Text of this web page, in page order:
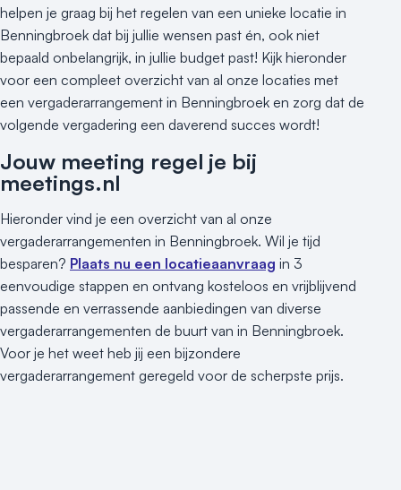
helpen je graag bij het regelen van een unieke locatie in
Benningbroek dat bij jullie wensen past én, ook niet
bepaald onbelangrijk, in jullie budget past! Kijk hieronder
voor een compleet overzicht van al onze locaties met
een vergaderarrangement in Benningbroek en zorg dat de
volgende vergadering een daverend succes wordt!
Jouw meeting regel je bij
meetings.nl
Hieronder vind je een overzicht van al onze
vergaderarrangementen in Benningbroek. Wil je tijd
besparen? Plaats nu een locatieaanvraag in 3
eenvoudige stappen en ontvang kosteloos en vrijblijvend
passende en verrassende aanbiedingen van diverse
vergaderarrangementen de buurt van in Benningbroek.
Voor je het weet heb jij een bijzondere
vergaderarrangement geregeld voor de scherpste prijs.